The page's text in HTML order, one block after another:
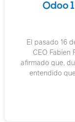
Odoo
El pasado 16
CEO Fabien
afirmado que,
entendido